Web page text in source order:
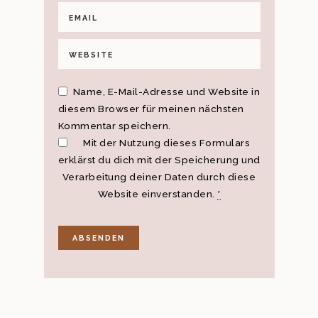
Name, E-Mail-Adresse und Website in
diesem Browser für meinen nächsten
Kommentar speichern.
Mit der Nutzung dieses Formulars
erklärst du dich mit der Speicherung und
Verarbeitung deiner Daten durch diese
Website einverstanden. *